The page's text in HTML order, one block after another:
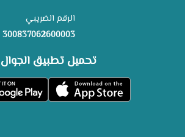
الرقم الضريبي
300837062600003
تحميل تطبيق الجوال